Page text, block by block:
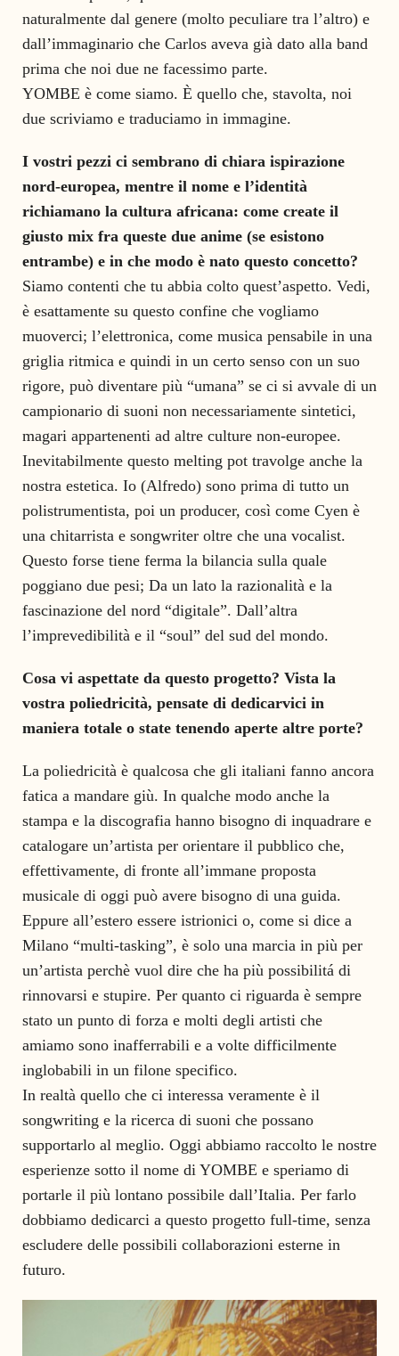
naturalmente dal genere (molto peculiare tra l’altro) e
dall’immaginario che Carlos aveva già dato alla band
prima che noi due ne facessimo parte.
YOMBE è come siamo. È quello che, stavolta, noi
due scriviamo e traduciamo in immagine.
I vostri pezzi ci sembrano di chiara ispirazione
nord-europea, mentre il nome e l’identità
richiamano la cultura africana: come create il
giusto mix fra queste due anime (se esistono
entrambe) e in che modo è nato questo concetto?
Siamo contenti che tu abbia colto quest’aspetto. Vedi,
è esattamente su questo confine che vogliamo
muoverci; l’elettronica, come musica pensabile in una
griglia ritmica e quindi in un certo senso con un suo
rigore, può diventare più “umana” se ci si avvale di un
campionario di suoni non necessariamente sintetici,
magari appartenenti ad altre culture non-europee.
Inevitabilmente questo melting pot travolge anche la
nostra estetica. Io (Alfredo) sono prima di tutto un
polistrumentista, poi un producer, così come Cyen è
una chitarrista e songwriter oltre che una vocalist.
Questo forse tiene ferma la bilancia sulla quale
poggiano due pesi; Da un lato la razionalità e la
fascinazione del nord “digitale”. Dall’altra
l’imprevedibilità e il “soul” del sud del mondo.
Cosa vi aspettate da questo progetto? Vista la
vostra poliedricità, pensate di dedicarvici in
maniera totale o state tenendo aperte altre porte?
La poliedricità è qualcosa che gli italiani fanno ancora
fatica a mandare giù. In qualche modo anche la
stampa e la discografia hanno bisogno di inquadrare e
catalogare un’artista per orientare il pubblico che,
effettivamente, di fronte all’immane proposta
musicale di oggi può avere bisogno di una guida.
Eppure all’estero essere istrionici o, come si dice a
Milano “multi-tasking”, è solo una marcia in più per
un’artista perchè vuol dire che ha più possibilitá di
rinnovarsi e stupire. Per quanto ci riguarda è sempre
stato un punto di forza e molti degli artisti che
amiamo sono inafferrabili e a volte difficilmente
inglobabili in un filone specifico.
In realtà quello che ci interessa veramente è il
songwriting e la ricerca di suoni che possano
supportarlo al meglio. Oggi abbiamo raccolto le nostre
esperienze sotto il nome di YOMBE e speriamo di
portarle il più lontano possibile dall’Italia. Per farlo
dobbiamo dedicarci a questo progetto full-time, senza
escludere delle possibili collaborazioni esterne in
futuro.